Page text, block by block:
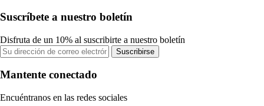
Suscríbete a nuestro boletín
Disfruta de un 10% al suscribirte a nuestro boletín
Suscribirse
Mantente conectado
Encuéntranos en las redes sociales